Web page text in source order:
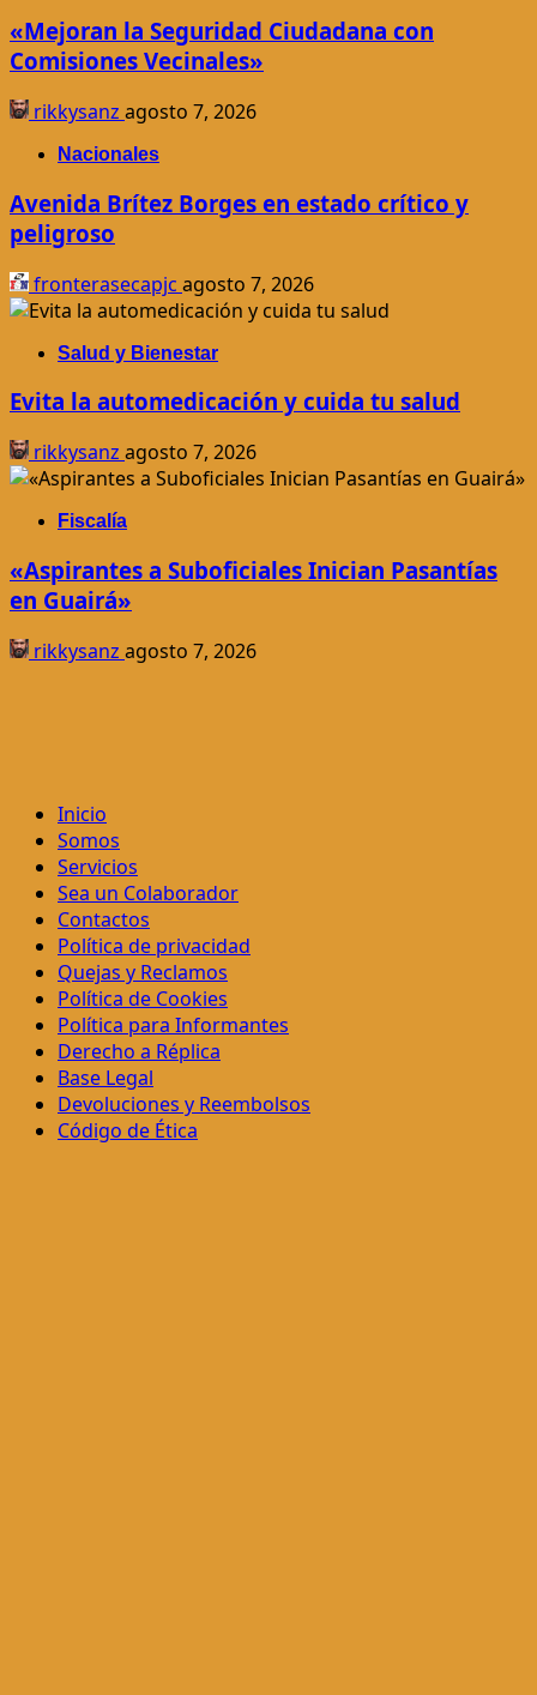
«Mejoran la Seguridad Ciudadana con
Comisiones Vecinales»
rikkysanz agosto 7, 2026
Nacionales
Avenida Brítez Borges en estado crítico y
peligroso
fronterasecapjc agosto 7, 2026
Salud y Bienestar
Evita la automedicación y cuida tu salud
rikkysanz agosto 7, 2026
Fiscalía
«Aspirantes a Suboficiales Inician Pasantías
en Guairá»
rikkysanz agosto 7, 2026
Inicio
Somos
Servicios
Sea un Colaborador
Contactos
Política de privacidad
Quejas y Reclamos
Política de Cookies
Política para Informantes
Derecho a Réplica
Base Legal
Devoluciones y Reembolsos
Código de Ética